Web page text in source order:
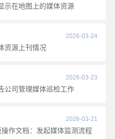
示在地图上的媒体资源
2026-03-24
资源上刊情况
2026-03-23
公司管理媒体巡检工作
2026-03-21
作文档：发起媒体监测流程
虚拟角色】列表，每
方
按钮就会显示有
切换合适的页面风